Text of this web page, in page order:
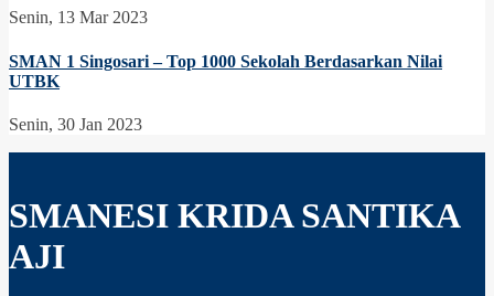
Senin, 13 Mar 2023
SMAN 1 Singosari – Top 1000 Sekolah Berdasarkan Nilai
UTBK
Senin, 30 Jan 2023
SMANESI KRIDA SANTIKA
AJI